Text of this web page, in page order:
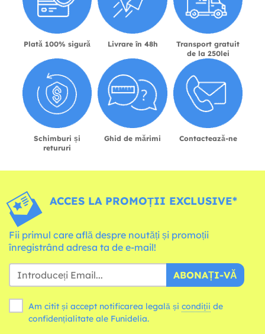
Plată 100% sigură Livrare în 48h
Transport gratuit
de la 250lei
Schimburi și
retururi
Ghid de mărimi Contactează-ne
ACCES LA PROMOȚII EXCLUSIVE*
Fii primul care află despre noutăți și promoții
înregistrând adresa ta de e-mail!
ABONAȚI-VĂ
Am citit și accept notificarea legală și condiții
confidențialitate ale Funidelia.